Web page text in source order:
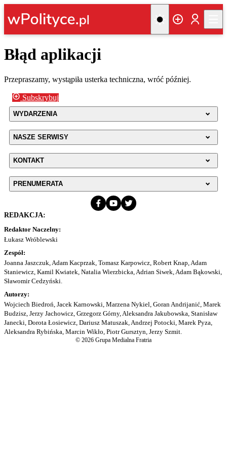
Błąd aplikacji
Przepraszamy, wystąpiła usterka techniczna, wróć później.
Subskrybuj
WYDARZENIA
NASZE SERWISY
KONTAKT
PRENUMERATA
REDAKCJA:
Redaktor Naczelny:
Łukasz Wróblewski
Zespół:
Joanna Jaszczuk, Adam Kacprzak, Tomasz Karpowicz, Robert Knap, Adam
Staniewicz, Kamil Kwiatek, Natalia Wierzbicka, Adrian Siwek, Adam Bąkowski,
Sławomir Cedzyński.
Autorzy:
Wojciech Biedroń, Jacek Karnowski, Marzena Nykiel, Goran Andrijanić, Marek
Budzisz, Jerzy Jachowicz, Grzegorz Górny, Aleksandra Jakubowska, Stanisław
Janecki, Dorota Łosiewicz, Dariusz Matuszak, Andrzej Potocki, Marek Pyza,
Aleksandra Rybińska, Marcin Wikło, Piotr Gursztyn, Jerzy Szmit.
© 2026 Grupa Medialna Fratria